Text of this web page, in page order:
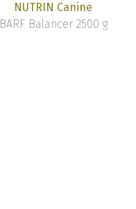
NUTRIN Canine
BARF Balancer 2500 g